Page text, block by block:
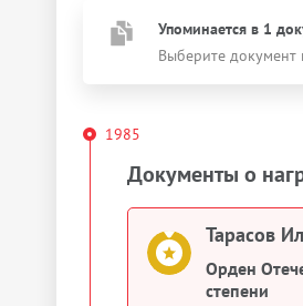
Упоминается в 1
Выберите документ
1985
Документы о
Тарасов
Орден
степени